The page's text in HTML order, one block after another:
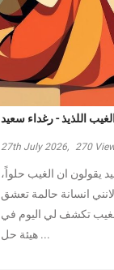
الغيب اللذيذ - رغداء سعيد
27th July 2026, 270
يقولون ان الغيب حلواً،
انسانة حالمة تعشق
تكشف لي اليوم في
هيئة حل ...